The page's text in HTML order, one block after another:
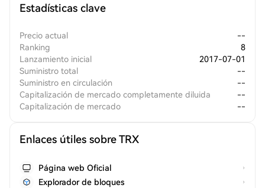
Estadísticas clave
Precio actual
--
Ranking
8
Lanzamiento inicial
2017-07-01
Suministro total
--
Suministro en circulación
--
Capitalización de mercado completamente diluida
--
Capitalización de mercado
--
Enlaces útiles sobre TRX
Página web Oficial
Explorador de bloques